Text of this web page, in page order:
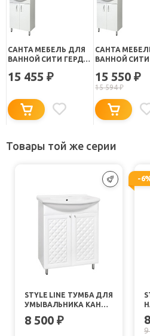
САНТА МЕБЕЛЬ ДЛЯ
ВАННОЙ СИТИ ГЕРДА
15 455 ₽
САНТА
ВАННОЙ СИТИ
15 550 ₽
15 594₽
Товары той же серии
STYLE LINE ТУМБА ДЛЯ
УМЫВАЛЬНИКА КАННА
8 500 ₽
-